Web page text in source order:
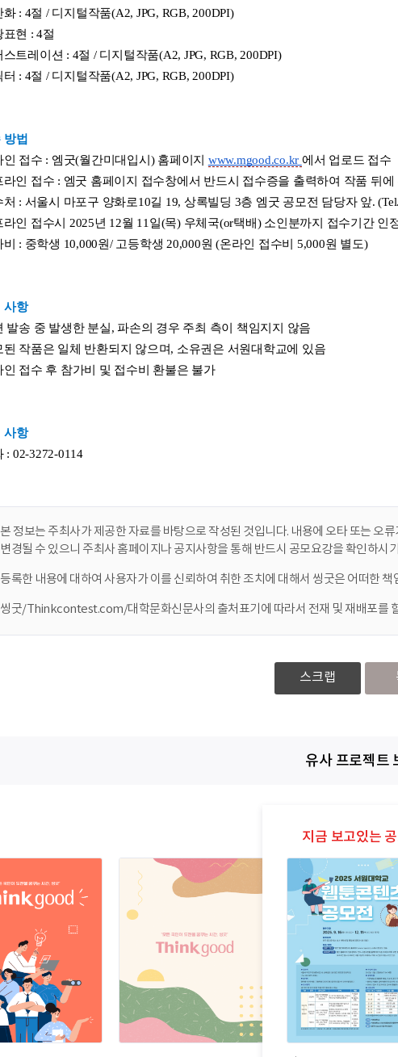
본 정보는 주최사가 제공한 자료를 바탕으로 작성된 것입니다. 내용에 오타 또는 오
변경될 수 있으니 주최사 홈페이지나 공지사항을 통해 반드시 공모요강을 확인하시
등록한 내용에 대하여 사용자가 이를 신뢰하여 취한 조치에 대해서 씽굿은 어떠한 책
씽굿/Thinkcontest.com/대학문화신문사의 출처표기에 따라서 전재 및 재배포를
스크랩
유사 프로젝트